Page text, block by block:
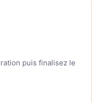
puis finalisez le